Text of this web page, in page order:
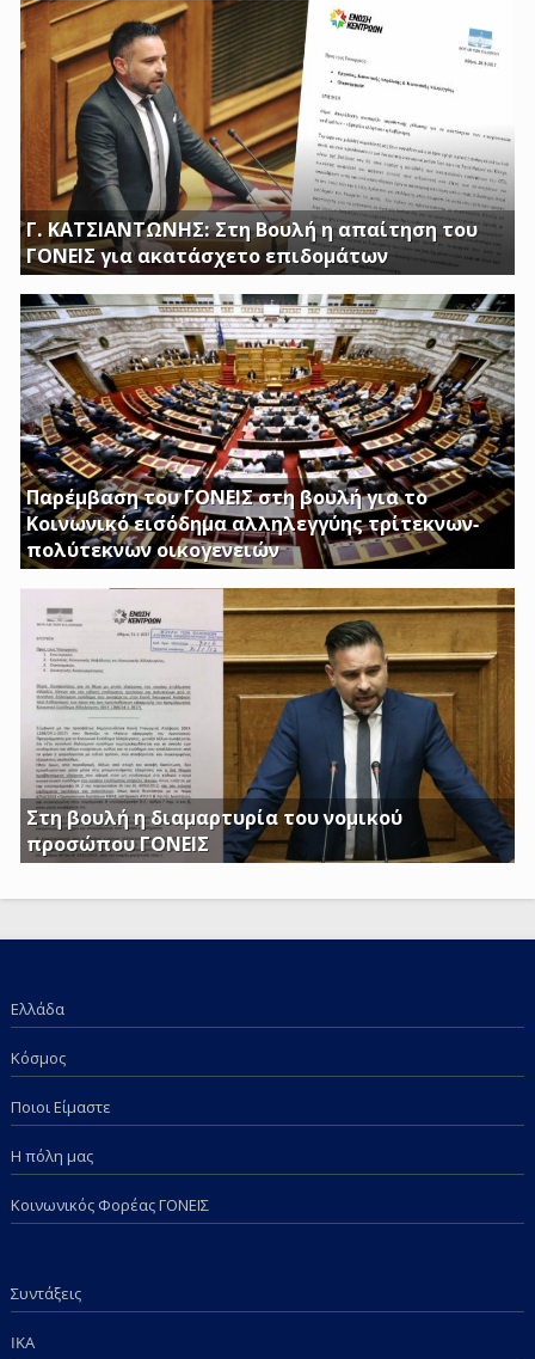
Γ. ΚΑΤΣΙΑΝΤΩΝΗΣ: Στη Βουλή η απαίτηση του
ΓΟΝΕΙΣ για ακατάσχετο επιδομάτων
ΕΡΩΤΗΣΗ ΤΟΥ ΒΟΥΛΕΥΤΗ ΓΙΩΡΓΟΥ ΚΑΤΣΙΑΝΤΩΝΗ
Παρέμβαση του ΓΟΝΕΙΣ στη βουλή για το
Κοινωνικό εισόδημα αλληλεγγύης τρίτεκνων-
πολύτεκνων οικογενειών
Απαιτούμε να εξαιρεθούν τα επιδόματα Στήριξης
Τέκνων, καθώς και το Ειδικό Επίδομα Στήριξης σε
Τρίτεκνες – Πολύτεκνες οικογένειες από τα εισοδηματικά
κριτήρια όπως αυτά καθορίζονται με το υπ’ αριθμ. 128/24-
1-2017 ΦΕΚ
Στη βουλή η διαμαρτυρία του νομικού
προσώπου ΓΟΝΕΙΣ
Γ. Κατσιαντώνης: Φορολογείτε με Κοινή Υπουργική
Απόφαση και τα επιδόματα των παιδιών μας; Πόση
Ελλάδα
Κόσμος
Ποιοι Είμαστε
Η πόλη μας
Κοινωνικός Φορέας ΓΟΝΕΙΣ
Συντάξεις
IKA